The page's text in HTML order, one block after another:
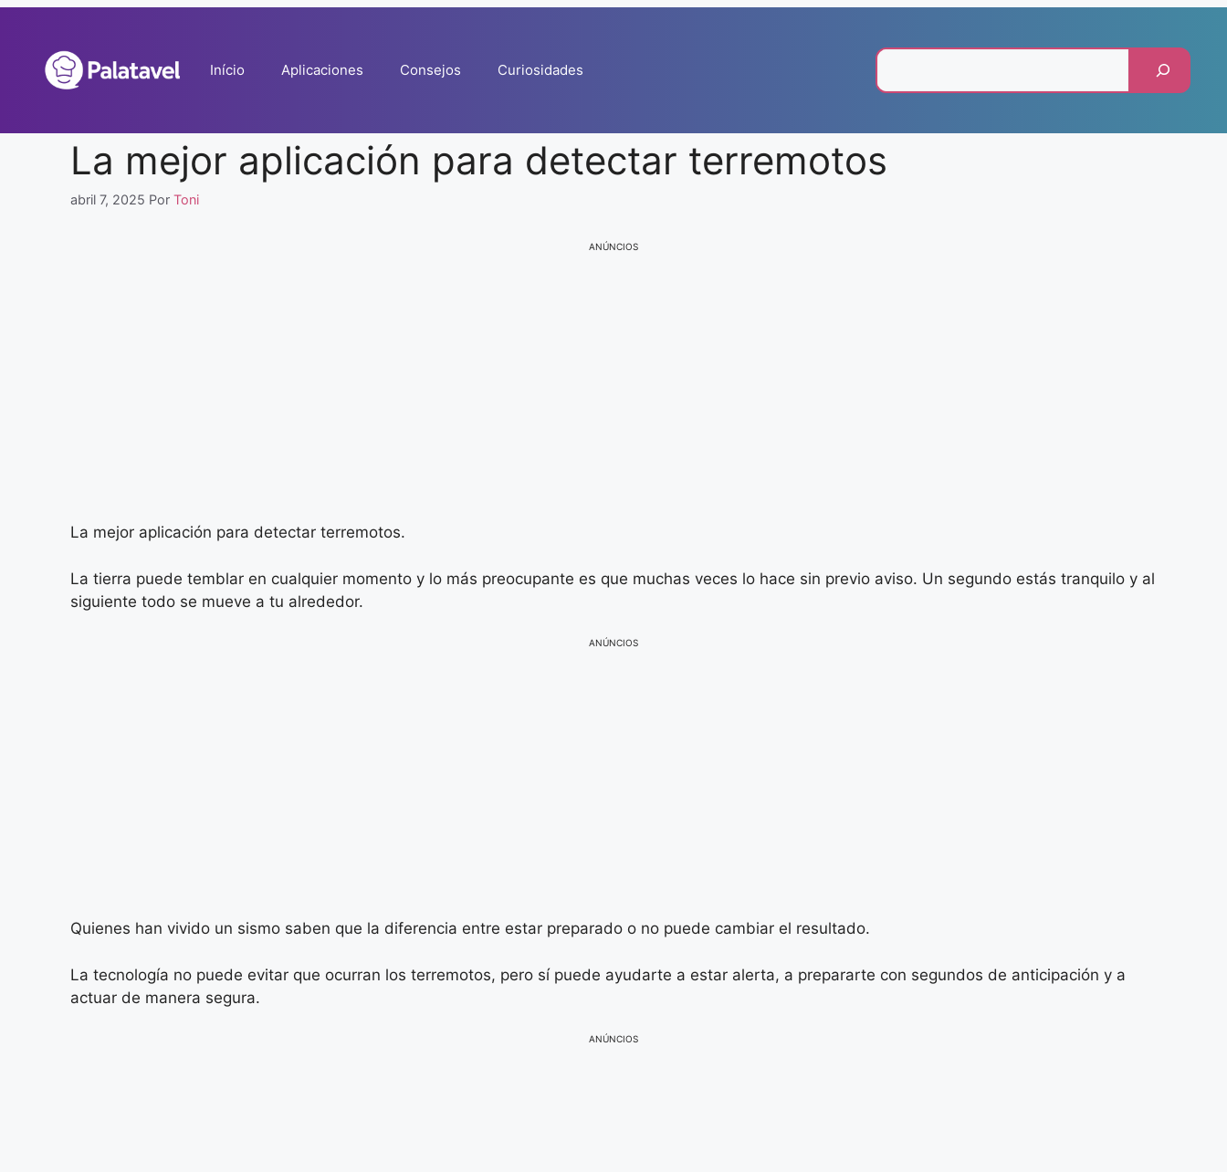
conteúdo
Início Aplicaciones Consejos Curiosidades
La mejor aplicación para detectar terremotos
abril 7, 2025 Por Toni
ANÚNCIOS
La mejor aplicación para detectar terremotos.
La tierra puede temblar en cualquier momento y lo más preocupante es que muchas veces lo hace sin previo aviso. Un segundo estás tranquilo y al
siguiente todo se mueve a tu alrededor.
ANÚNCIOS
Quienes han vivido un sismo saben que la diferencia entre estar preparado o no puede cambiar el resultado.
La tecnología no puede evitar que ocurran los terremotos, pero sí puede ayudarte a estar alerta, a prepararte con segundos de anticipación y a
actuar de manera segura.
ANÚNCIOS